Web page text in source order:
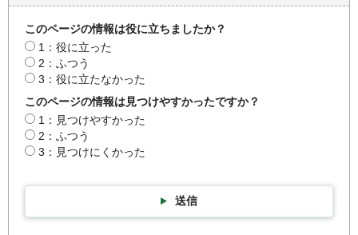
このページの情報は役に立ちましたか？
1：役に立った
2：ふつう
3：役に立たなかった
このページの情報は見つけやすかったですか？
1：見つけやすかった
2：ふつう
3：見つけにくかった
送信